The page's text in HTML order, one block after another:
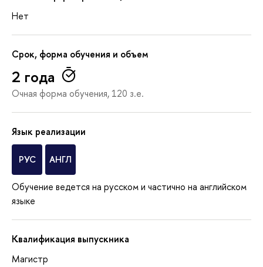
Нет
Срок, форма обучения и объем
2 года
Очная форма обучения, 120 з.е.
Язык реализации
РУС АНГЛ
Обучение ведется на русском и частично на английском
языке
Квалификация выпускника
Магистр